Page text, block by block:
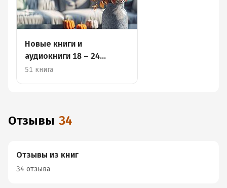
Новые книги и
аудиокниги 18 – 24
ноября
51 книга
Отзывы 34
Отзывы из книг
34 отзыва